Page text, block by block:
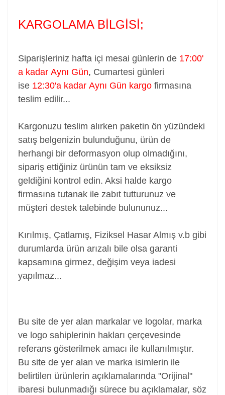
KARGOLAMA BİLGİSİ;
Siparişleriniz hafta içi mesai günlerin de 17:00'
a kadar Aynı Gün, Cumartesi günleri
ise 12:30'a kadar Aynı Gün kargo firmasına
teslim edilir...
Kargonuzu teslim alırken paketin ön yüzündeki
satış belgenizin bulunduğunu, ürün de
herhangi bir deformasyon olup olmadığını,
sipariş ettiğiniz ürünün tam ve eksiksiz
geldiğini kontrol edin. Aksi halde kargo
firmasına tutanak ile zabıt tutturunuz ve
müşteri destek talebinde bulununuz...
Kırılmış, Çatlamış, Fiziksel Hasar Almış v.b gibi
durumlarda ürün arızalı bile olsa garanti
kapsamına girmez, değişim veya iadesi
yapılmaz...
Bu site de yer alan markalar ve logolar, marka
ve logo sahiplerinin hakları çerçevesinde
referans gösterilmek amacı ile kullanılmıştır.
Bu site de yer alan ve marka isimlerin ile
belirtilen ürünlerin açıklamalarında "Orijinal"
ibaresi bulunmadığı sürece bu açıklamalar, söz